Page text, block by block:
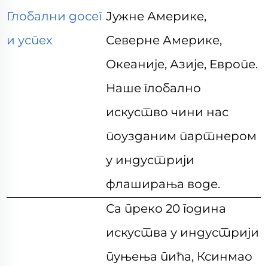
Глобални досег
и успех
Јужне Америке,
Северне Америке,
Океаније, Азије, Европе.
Наше глобално
искуство чини нас
поузданим партнером
у индустрији
флаширања воде.
Са преко 20 година
искуства у индустрији
пуњења пића, Ксинмао